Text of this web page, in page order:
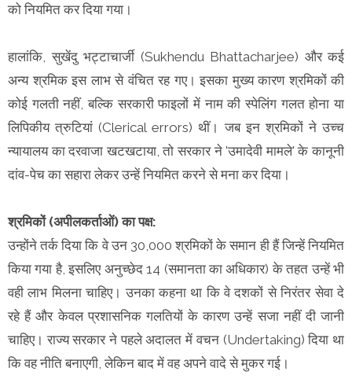
को नियमित कर दिया गया।
हालांकि, सुखेंदु भट्टाचार्जी (Sukhendu Bhattacharjee) और कई
अन्य श्रमिक इस लाभ से वंचित रह गए। इसका मुख्य कारण श्रमिकों की
कोई गलती नहीं, बल्कि सरकारी फाइलों में नाम की स्पेलिंग गलत होना या
लिपिकीय त्रुटियां (Clerical errors) थीं। जब इन श्रमिकों ने उच्च
न्यायालय का दरवाजा खटखटाया, तो सरकार ने 'उमादेवी मामले' के कानूनी
दांव-पेच का सहारा लेकर उन्हें नियमित करने से मना कर दिया।
श्रमिकों (अपीलकर्ताओं) का पक्ष:
उन्होंने तर्क दिया कि वे उन 30,000 श्रमिकों के समान ही हैं जिन्हें नियमित
किया गया है, इसलिए अनुच्छेद 14 (समानता का अधिकार) के तहत उन्हें भी
वही लाभ मिलना चाहिए। उनका कहना था कि वे दशकों से निरंतर सेवा दे
रहे हैं और केवल प्रशासनिक गलतियों के कारण उन्हें सजा नहीं दी जानी
चाहिए। राज्य सरकार ने पहले अदालत में वचन (Undertaking) दिया था
कि वह नीति बनाएगी, लेकिन बाद में वह अपने वादे से मुकर गई।